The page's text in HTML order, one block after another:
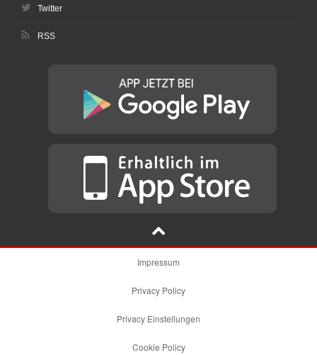
Twitter
RSS
Impressum
Privacy Policy
Privacy Einstellungen
Cookie Policy